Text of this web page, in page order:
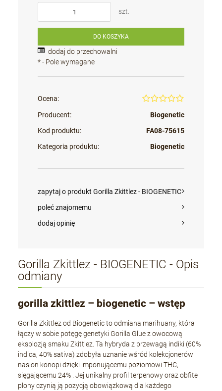
szt.
DO KOSZYKA
dodaj do przechowalni
*- Pole wymagane
Ocena:
Producent:
Biogenetic
Kod produktu:
FA08-75615
Kategoria produktu:
Biogenetic
zapytaj o produkt Gorilla Zkittlez - BIOGENETIC
poleć znajomemu
dodaj opinię
Gorilla Zkittlez - BIOGENETIC - Opis
odmiany
gorilla zkittlez – biogenetic – wstęp
Gorilla Zkittlez od Biogenetic to odmiana marihuany, która
łączy w sobie potęgę genetyki Gorilla Glue z owocową
eksplozją smaku Zkittlez. Ta hybryda z przewagą indiki (60%
indica, 40% sativa) zdobyła uznanie wśród kolekcjonerów
nasion konopi dzięki imponującemu poziomowi THC,
sięgającemu 24% .Jej unikalny profil terpenowy oraz obfite
plony czynią ją pozycją obowiązkową dla każdego